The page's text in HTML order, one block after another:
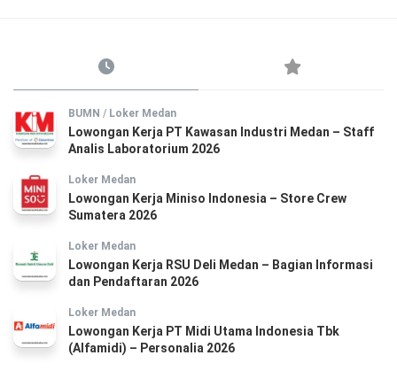
BUMN / Loker Medan
Lowongan Kerja PT Kawasan Industri Medan – Staff
Analis Laboratorium 2026
Loker Medan
Lowongan Kerja Miniso Indonesia – Store Crew
Sumatera 2026
Loker Medan
Lowongan Kerja RSU Deli Medan – Bagian Informasi
dan Pendaftaran 2026
Loker Medan
Lowongan Kerja PT Midi Utama Indonesia Tbk
(Alfamidi) – Personalia 2026